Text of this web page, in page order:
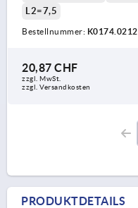
L2=7,5
Bestellnummer: K0174.0212
20,87 CHF
zzgl. MwSt.
zzgl. Versandkosten
PRODUKTDETAILS